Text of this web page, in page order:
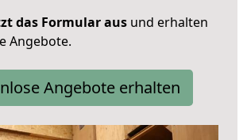
das Formular aus und erhalten
Angebote.
Angebote erhalten